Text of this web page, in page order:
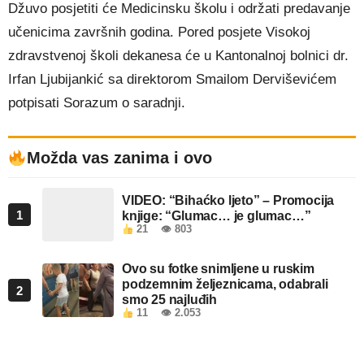
Džuvo posjetiti će Medicinsku školu i održati predavanje
učenicima završnih godina. Pored posjete Visokoj
zdravstvenoj školi dekanesa će u Kantonalnoj bolnici dr.
Irfan Ljubijankić sa direktorom Smailom Derviševićem
potpisati Sorazum o saradnji.
Možda vas zanima i ovo
1
VIDEO: “Bihaćko ljeto” – Promocija
knjige: “Glumac… je glumac…”
21 👁 803
2
Ovo su fotke snimljene u ruskim
podzemnim željeznicama, odabrali
smo 25 najluđih
11 👁 2.053